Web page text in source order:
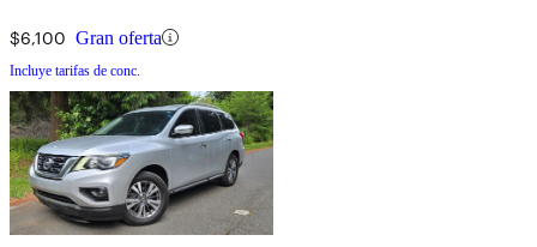
$6,100 Gran oferta
Incluye tarifas de conc.